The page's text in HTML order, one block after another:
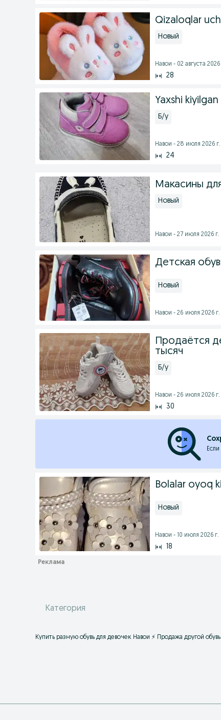
Qizaloqlar
Новый
Навои - 02 августа 2026
28
Yaxshi
Б/у
Навои - 28 июля 2026 г.
24
Макасины
Новый
Навои - 27 июля 2026 г.
Детская
Новый
Навои - 26 июля 2026 г.
Продаётся
тысяч
Б/у
Навои - 26 июля 2026 г.
30
Bolalar oyoq
Новый
Навои - 10 июля 2026 г.
18
Категория
Купить разную обувь для девочек Навои ⚡️ Продажа другой